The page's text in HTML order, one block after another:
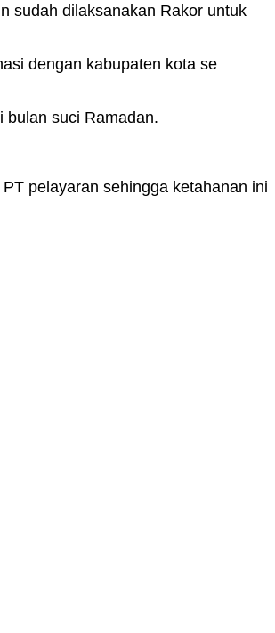
sudah dilaksanakan Rakor untuk
dengan kabupaten kota se
bulan suci Ramadan.
pelayaran sehingga ketahanan ini